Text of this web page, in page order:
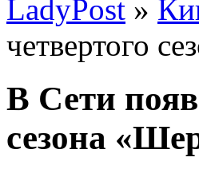
LadyPost »
четвертого
В Сети
сезона